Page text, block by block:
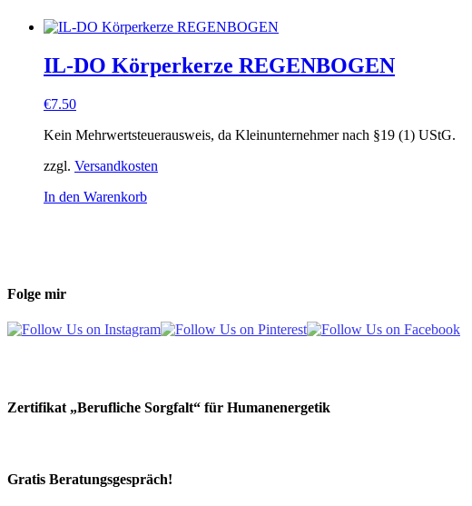
IL-DO Körperkerze REGENBOGEN
€7.50
Kein Mehrwertsteuerausweis, da Kleinunternehmer nach §19 (1) UStG.
zzgl. Versandkosten
In den Warenkorb
Folge mir
Zertifikat „Berufliche Sorgfalt“ für Humanenergetik
Gratis Beratungsgespräch!